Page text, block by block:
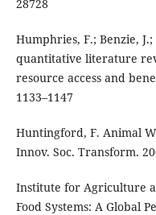
28728
Humphries, F.; Benzie,
quantitative literature
resource access and
1133–1147
Huntingford, F. Animal
Innov. Soc. Transform.
Institute for Agriculture
Food Systems: A Global